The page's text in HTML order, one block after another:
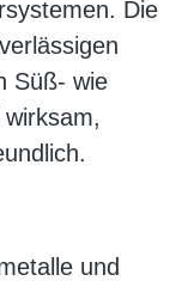
Die
Süß- wie
und